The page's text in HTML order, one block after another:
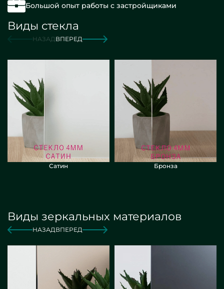
Большой опыт работы с застройщиками
Виды стекла
НАЗАДВПЕРЕД
Сатин Бронза
Виды зеркальных материалов
НАЗАДВПЕРЕД